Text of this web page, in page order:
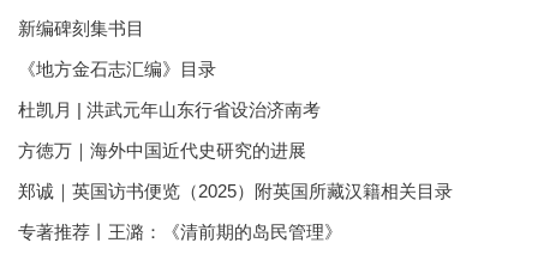
新编碑刻集书目
《地方金石志汇编》目录
杜凯月 | 洪武元年山东行省设治济南考
方徳万｜海外中国近代史研究的进展
郑诚｜英国访书便览（2025）附英国所藏汉籍相关目录
专著推荐丨王潞：《清前期的岛民管理》